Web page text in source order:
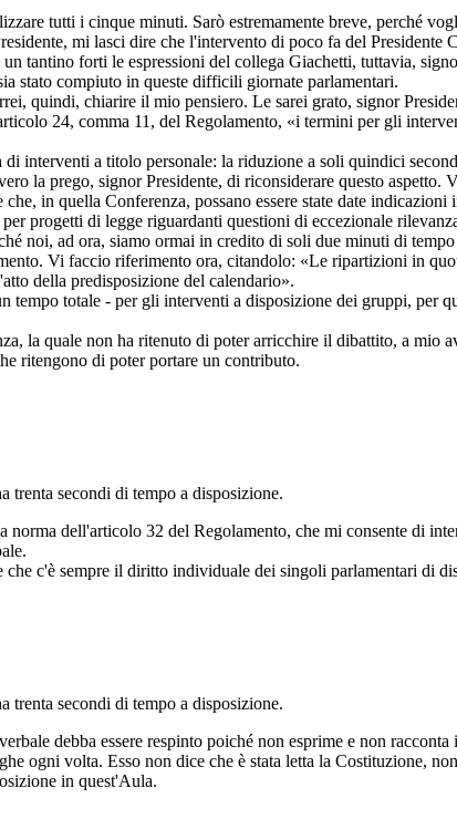
tutti i cinque minuti. Sarò estremamente breve, perché
mi lasci dire che l'intervento di poco fa del Presidente
tantino forti le espressioni del collega Giachetti, tuttavia,
stato compiuto in queste difficili giornate parlamentari.
quindi, chiarire il mio pensiero. Le sarei grato, signor
24, comma 11, del Regolamento, «i termini per gli
di interventi a titolo personale: la riduzione a soli quindici
la prego, signor Presidente, di riconsiderare questo
in quella Conferenza, possano essere state date indicazioni
progetti di legge riguardanti questioni di eccezionale
noi, ad ora, siamo ormai in credito di soli due minuti di
Vi faccio riferimento ora, citandolo: «Le ripartizioni in
della predisposizione del calendario».
tempo totale - per gli interventi a disposizione dei gruppi,
la quale non ha ritenuto di poter arricchire il dibattito, a mio
ritengono di poter portare un contributo.
trenta secondi di tempo a disposizione.
norma dell'articolo 32 del Regolamento, che mi consente di
c'è sempre il diritto individuale dei singoli parlamentari di
trenta secondi di tempo a disposizione.
debba essere respinto poiché non esprime e non
ogni volta. Esso non dice che è stata letta la Costituzione,
in quest'Aula.